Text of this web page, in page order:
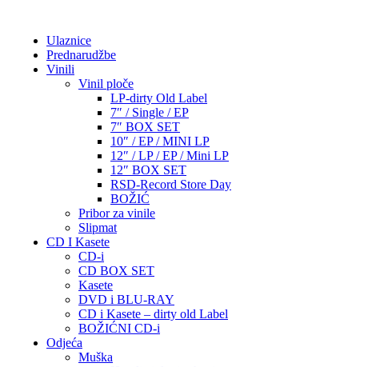
Ulaznice
Prednarudžbe
Vinili
Vinil ploče
LP-dirty Old Label
7″ / Single / EP
7″ BOX SET
10″ / EP / MINI LP
12″ / LP / EP / Mini LP
12″ BOX SET
RSD-Record Store Day
BOŽIĆ
Pribor za vinile
Slipmat
CD I Kasete
CD-i
CD BOX SET
Kasete
DVD i BLU-RAY
CD i Kasete – dirty old Label
BOŽIĆNI CD-i
Odjeća
Muška